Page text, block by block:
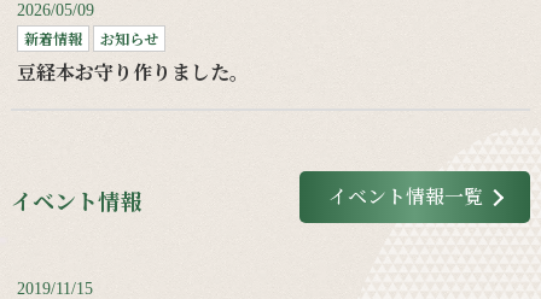
2026/05/09
新着情報 お知らせ
豆経本お守り作りました。
イベント情報 イベント情報一覧
2019/11/15